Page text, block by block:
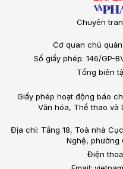
Chuyên
Cơ quan chủ
Số giấy phép: 146/GP-
Tổng biên
Giấy phép hoạt động báo
Văn hóa, Thể thao và
Địa chỉ: Tầng 18, Toà nhà
Nghệ, phường
Điện